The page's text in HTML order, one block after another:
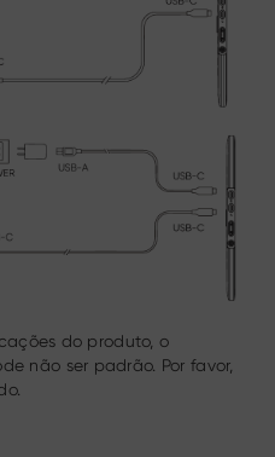
do produto, o
não ser padrão. Por favor,